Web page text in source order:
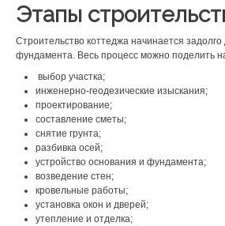
Этапы
Строительство коттеджа начинается задолго
фундамента. Весь процесс можно поделить
выбор участка;
инженерно-геодезические изыскания;
проектирование;
составление сметы;
снятие грунта;
разбивка осей;
устройство основания и фундамента;
возведение стен;
кровельные работы;
установка окон и дверей;
утепление и отделка;